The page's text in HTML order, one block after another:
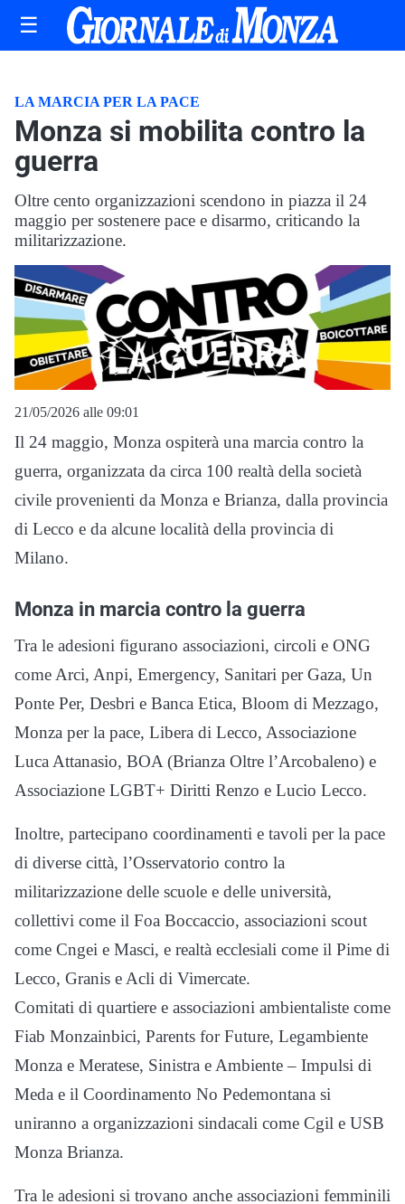
☰
LA MARCIA PER LA PACE
Monza si mobilita contro la
guerra
Oltre cento organizzazioni scendono in piazza il 24
maggio per sostenere pace e disarmo, criticando la
militarizzazione.
21/05/2026 alle 09:01
Il 24 maggio, Monza ospiterà una marcia contro la
guerra, organizzata da circa 100 realtà della società
civile provenienti da Monza e Brianza, dalla provincia
di Lecco e da alcune località della provincia di
Milano.
Monza in marcia contro la guerra
Tra le adesioni figurano associazioni, circoli e ONG
come Arci, Anpi, Emergency, Sanitari per Gaza, Un
Ponte Per, Desbri e Banca Etica, Bloom di Mezzago,
Monza per la pace, Libera di Lecco, Associazione
Luca Attanasio, BOA (Brianza Oltre l’Arcobaleno) e
Associazione LGBT+ Diritti Renzo e Lucio Lecco.
Inoltre, partecipano coordinamenti e tavoli per la pace
di diverse città, l’Osservatorio contro la
militarizzazione delle scuole e delle università,
collettivi come il Foa Boccaccio, associazioni scout
come Cngei e Masci, e realtà ecclesiali come il Pime di
Lecco, Granis e Acli di Vimercate.
Comitati di quartiere e associazioni ambientaliste come
Fiab Monzainbici, Parents for Future, Legambiente
Monza e Meratese, Sinistra e Ambiente – Impulsi di
Meda e il Coordinamento No Pedemontana si
uniranno a organizzazioni sindacali come Cgil e USB
Monza Brianza.
Tra le adesioni si trovano anche associazioni femminili